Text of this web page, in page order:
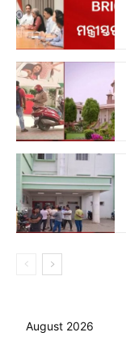
August 2026